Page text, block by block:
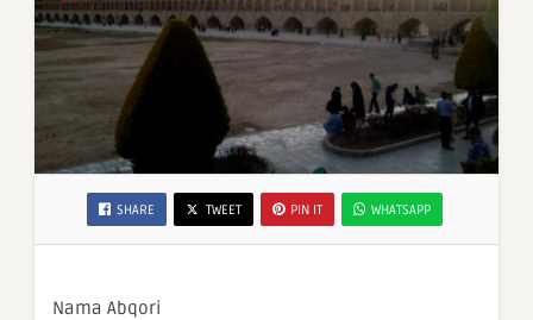
SHARE TWEET PIN IT WHATSAPP
Nama Abqori